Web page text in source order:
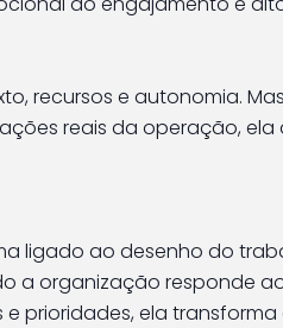
recursos e autonomia.
reais da operação, ela
ligado ao desenho do
a organização responde
prioridades, ela